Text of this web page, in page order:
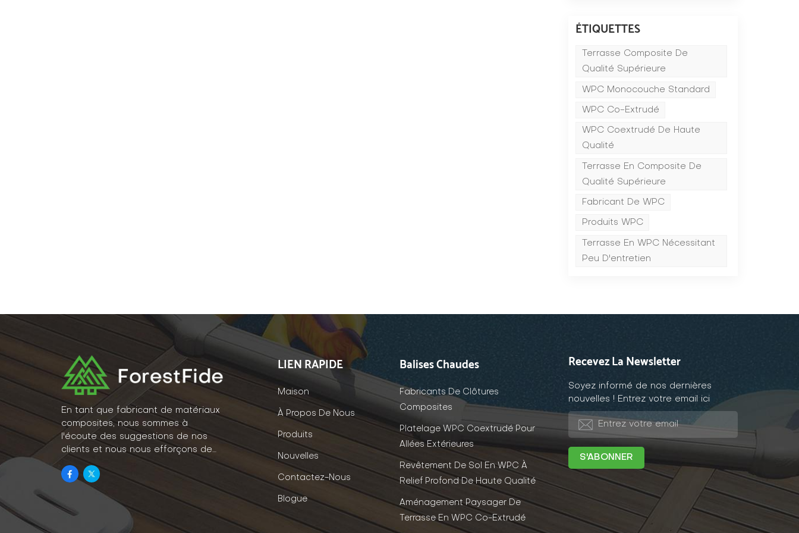
ÉTIQUETTES
Terrasse Composite De
Qualité Supérieure
WPC Monocouche Standard
WPC Co-Extrudé
WPC Coextrudé De Haute
Qualité
Terrasse En Composite De
Qualité Supérieure
Fabricant De WPC
Produits WPC
Terrasse En WPC Nécessitant
Peu D'entretien
En tant que fabricant de matériaux
composites, nous sommes à
l'écoute des suggestions de nos
clients et nous nous efforçons de
concrétiser leurs idées en un
véritable mode de vie.
LIEN RAPIDE
Maison
À Propos De Nous
Produits
Nouvelles
Contactez-Nous
Blogue
Balises Chaudes
Fabricants De Clôtures
Composites
Platelage WPC Coextrudé Pour
Allées Extérieures
Revêtement De Sol En WPC À
Relief Profond De Haute Qualité
Aménagement Paysager De
Terrasse En WPC Co-Extrudé
Recevez La Newsletter
Soyez informé de nos dernières
nouvelles ! Entrez votre email ici